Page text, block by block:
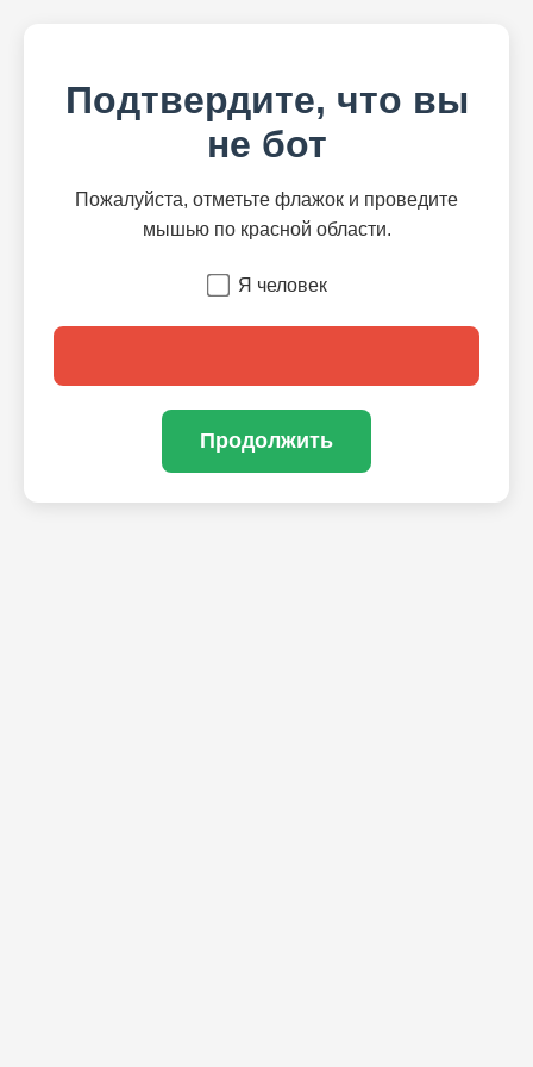
Подтвердите, что вы
не бот
Пожалуйста, отметьте флажок и проведите
мышью по красной области.
Я человек
Продолжить